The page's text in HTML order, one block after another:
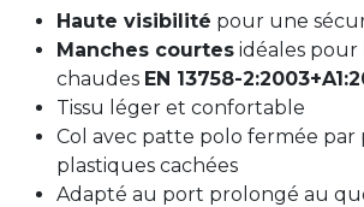
Haute visibilité pour une
Manches courtes idéales pour
chaudes EN 13758-
Tissu léger et confortable
Col avec patte polo fermée par
plastiques cachées
Adapté au port prolongé au